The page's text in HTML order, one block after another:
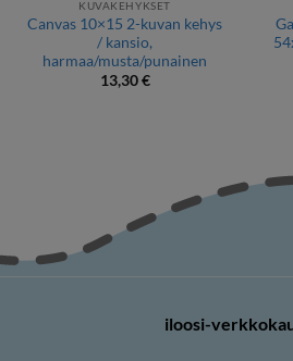
KUVAKEHYKSET
Canvas 10×15 2-kuvan kehys
/ kansio,
harmaa/musta/punainen
13,30€
iloosi-